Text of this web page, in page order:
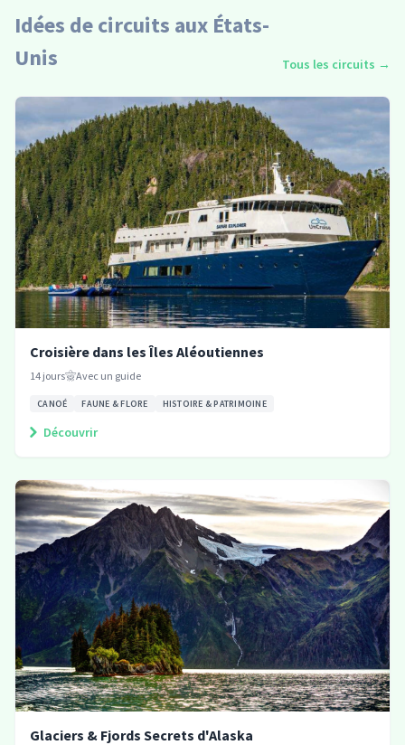
Idées de circuits aux États-
Unis
Tous les circuits →
Croisière dans les Îles Aléoutiennes
14 jours Avec un guide
CANOÉ FAUNE & FLORE HISTOIRE & PATRIMOINE
Découvrir
Glaciers & Fjords Secrets d'Alaska